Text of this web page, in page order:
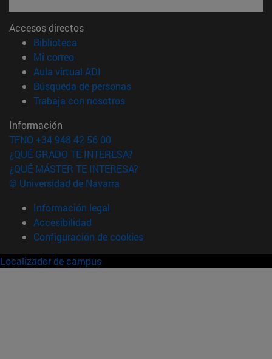
Accesos directos
Biblioteca
Mi correo(abre en nueva ventana)
Aula virtual ADI
Búsqueda de personas(abre en nueva ventana)
Trabaja con nosotros(abre en nueva ventana)
Información
TFNO +34 948 42 56 00
¿QUÉ GRADO TE INTERESA?
¿QUÉ MÁSTER TE INTERESA?
© Universidad de Navarra
Información legal
Accesibilidad
Configuración de cookies
Localizador de campus